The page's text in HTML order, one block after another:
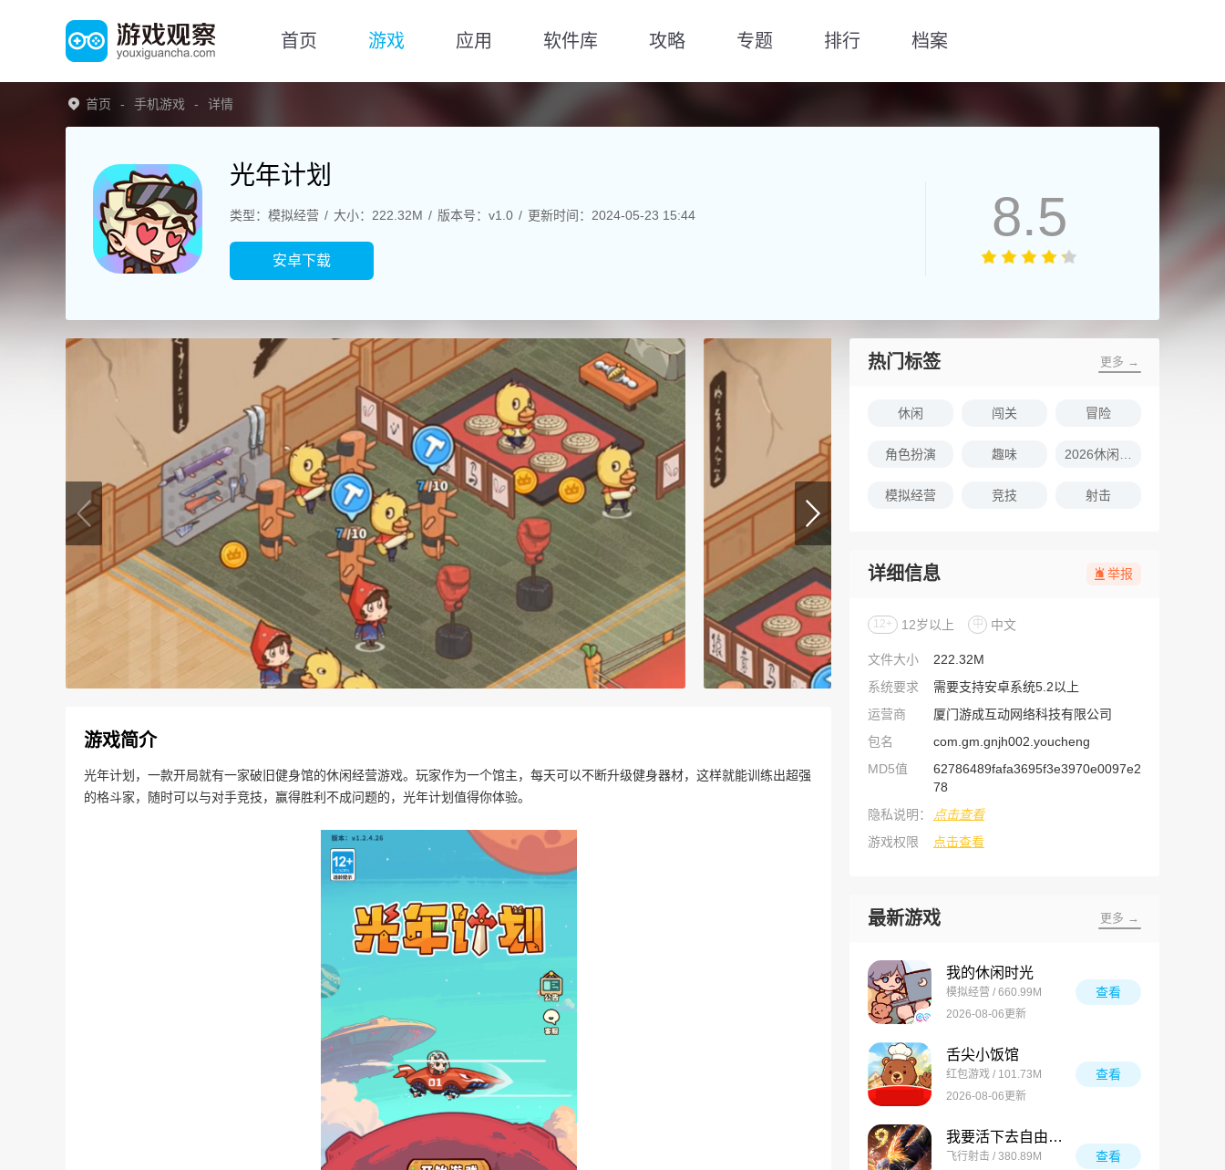
首页 游戏 应用 软件库 攻略 专题 排行 档案
首页 手机游戏 详情
光年计划
类型：模拟经营 大小：222.32M 版本号：v1.0 更新时间：2024-05-23 15:44
安卓下载
8.5
游戏简介
光年计划，一款开局就有一家破旧健身馆的休闲经营游戏。玩家作为一个馆主，每天可以不断升级健身器材，这样就能训练出超强
的格斗家，随时可以与对手竞技，赢得胜利不成问题的，光年计划值得你体验。
热门标签 更多 →
休闲 闯关 冒险
角色扮演 趣味
模拟经营 竞技 射击
详细信息 举报
12+ 12岁以上 中 中文
文件大小
222.32M
系统要求
需要支持安卓系统5.2以上
运营商
厦门游成互动网络科技有限公司
包名
com.gm.gnjh002.youcheng
MD5值
62786489fafa3695f3e3970e0097e2
78
隐私说明：
点击查看
游戏权限
点击查看
最新游戏 更多 →
我的休闲时光
模拟经营 / 660.99M
2026-08-06更新
查看
舌尖小饭馆
红包游戏 / 101.73M
2026-08-06更新
查看
我要活下去自由之火
飞行射击 / 380.89M
查看